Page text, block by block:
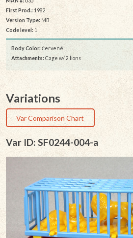
First Prod.: 1982
Version Type:MB
Code level:1
Body Color: Červené
Attachments: Cage w/ 2 lions
Variations
Var Comparison Chart
Var ID: SF0244-004-a